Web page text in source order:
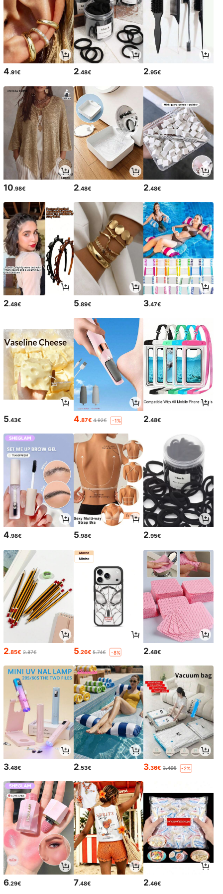
4.91€ 2.48€ 2.95€
10.98€ 2.48€ 2.48€
2.48€ 5.89€ 3.47€
5.43€ 4.87€ 4.92€ -1% 2.48€
4.98€ 5.98€ 2.95€
2.85€ 2.87€ 5.26€ 5.74€ -8% 2.48€
3.48€ 2.53€ 3.36€ 3.46€ -2%
6.29€ 7.48€ 2.46€